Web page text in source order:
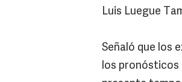
Luis Luegue
Señaló que los
los pronósticos